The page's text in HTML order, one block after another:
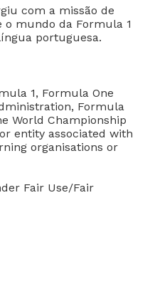
com a missão de
o mundo da Formula 1
portuguesa.
1, Formula One
Formula
World Championship
entity associated with
organisations or
Fair Use/Fair